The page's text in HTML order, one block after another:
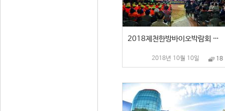
2018제천한방바이오박람회 폐회식
2018년 10월 10일 18